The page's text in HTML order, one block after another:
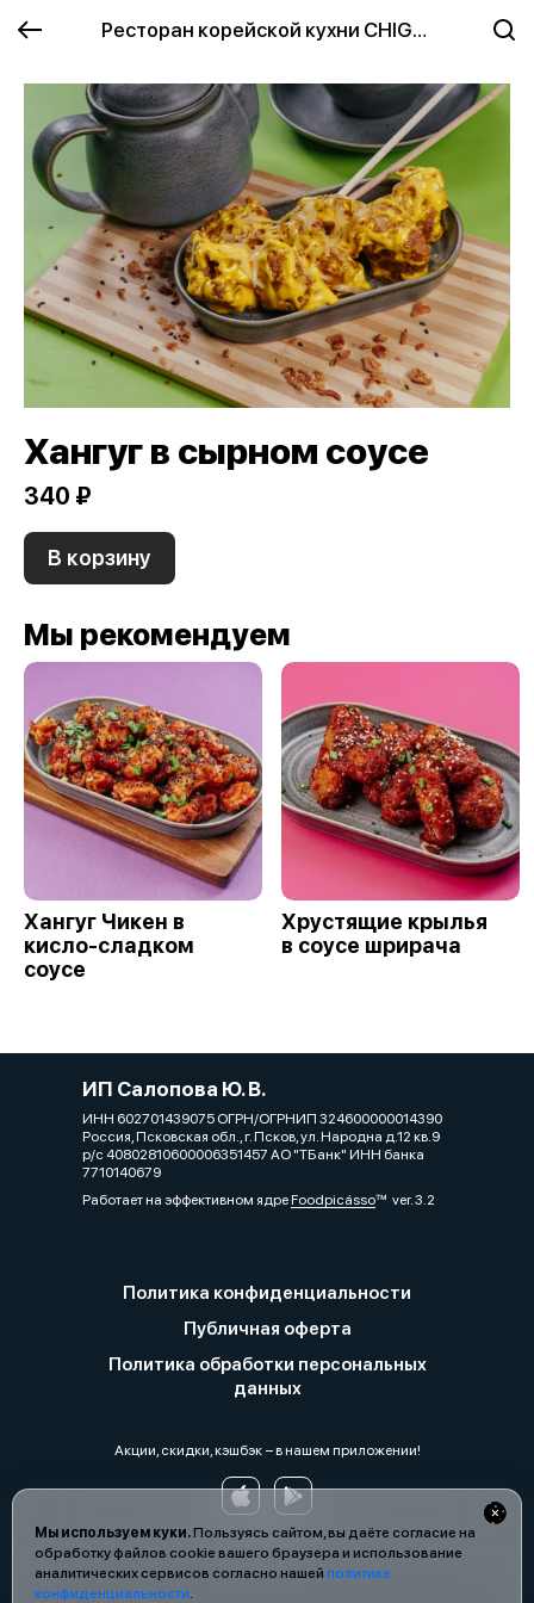
Ресторан корейской кухни CHIGUN
Мы используем куки.Пользуясь сайтом, вы даёте согласие на
обработку файлов cookie вашего браузера и использование
аналитических сервисов согласно нашей политике
конфиденциальности.
Хангуг в сырном соусе
340 ₽
В корзину
Мы рекомендуем
Хангуг Чикен в
кисло-сладком
соусе
Хрустящие крылья
в соусе шрирача
ИП Салопова Ю. В.
ИНН 602701439075 ОГРН/ОГРНИП 324600000014390
Россия, Псковская обл., г. Псков, ул. Народна д.12 кв.9
р/с 40802810600006351457 АО "ТБанк" ИНН банка
7710140679
Работает на эффективном ядреFoodpicássover. 3.2
Политика конфиденциальности
Публичная оферта
Политика обработки персональных
данных
Акции, скидки, кэшбэк − в нашем приложении!